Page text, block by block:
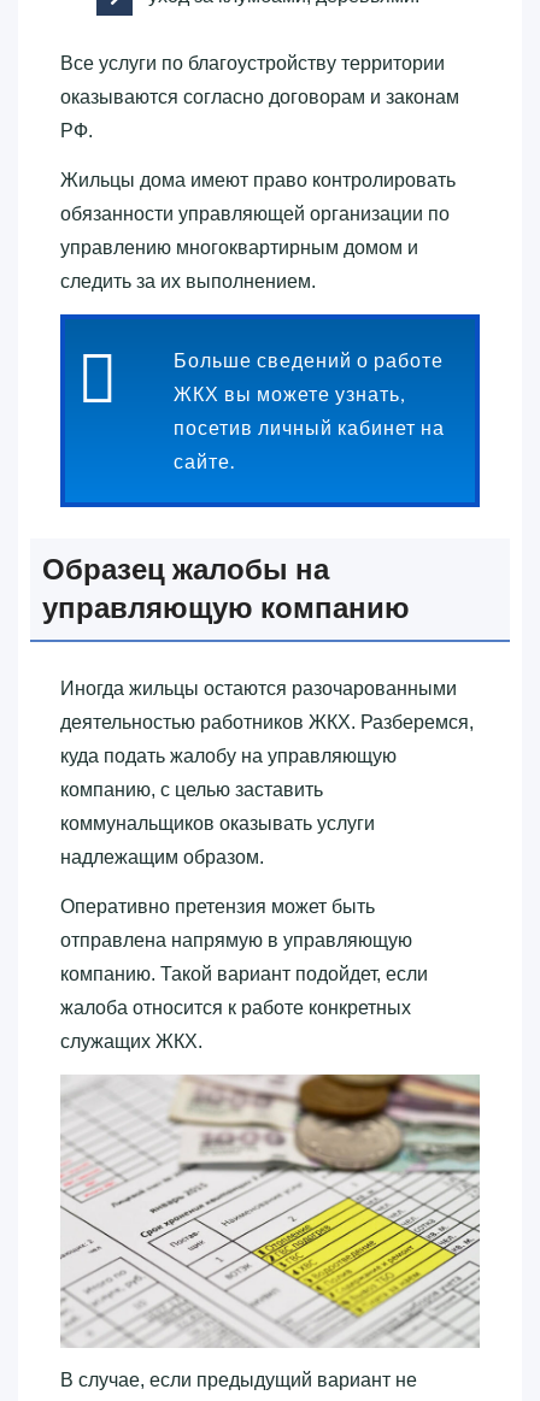
Все услуги по благоустройству территории
оказываются согласно договорам и законам
РФ.
Жильцы дома имеют право контролировать
обязанности управляющей организации по
управлению многоквартирным домом и
следить за их выполнением.
Больше сведений о работе
ЖКХ вы можете узнать,
посетив личный кабинет на
сайте.
Образец жалобы на
управляющую компанию
Иногда жильцы остаются разочарованными
деятельностью работников ЖКХ. Разберемся,
куда подать жалобу на управляющую
компанию, с целью заставить
коммунальщиков оказывать услуги
надлежащим образом.
Оперативно претензия может быть
отправлена напрямую в управляющую
компанию. Такой вариант подойдет, если
жалоба относится к работе конкретных
служащих ЖКХ.
В случае, если предыдущий вариант не